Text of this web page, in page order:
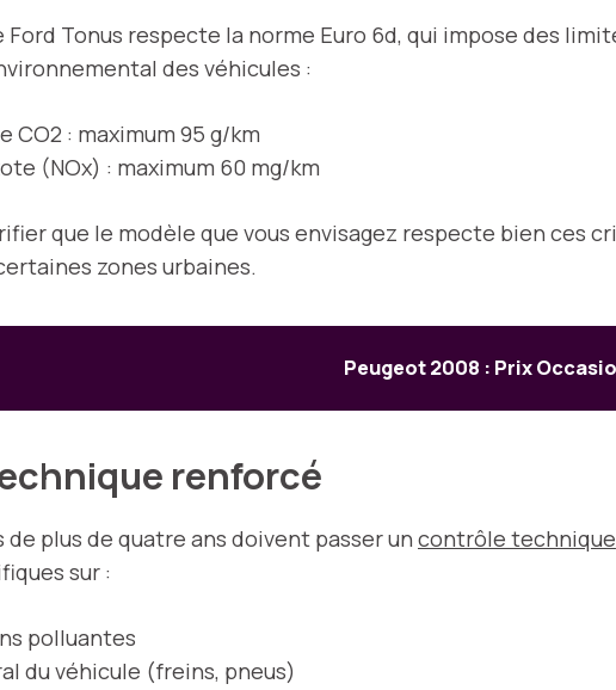
Ford Tonus respecte la norme Euro 6d, qui impose des
des véhicules :
CO2 : maximum 95 g/km
(NOx) : maximum 60 mg/km
que le modèle que vous envisagez respecte bien ces
zones urbaines.
Peugeot 2008 : Prix
renforcé
de plus de quatre ans doivent passer un contrôle technique
sur :
polluantes
du véhicule (freins, pneus)